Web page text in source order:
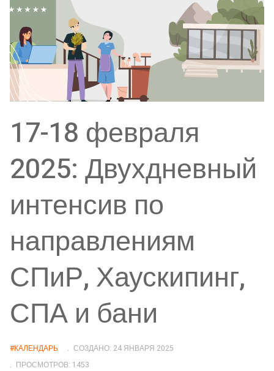
17-18 февраля
2025: Двухдневный
интенсив по
направлениям
СПиР, Хаускипинг,
СПА и бани
#КАЛЕНДАРЬ
СОЗДАНО: 24 ЯНВАРЯ 2025
ПРОСМОТРОВ: 1453